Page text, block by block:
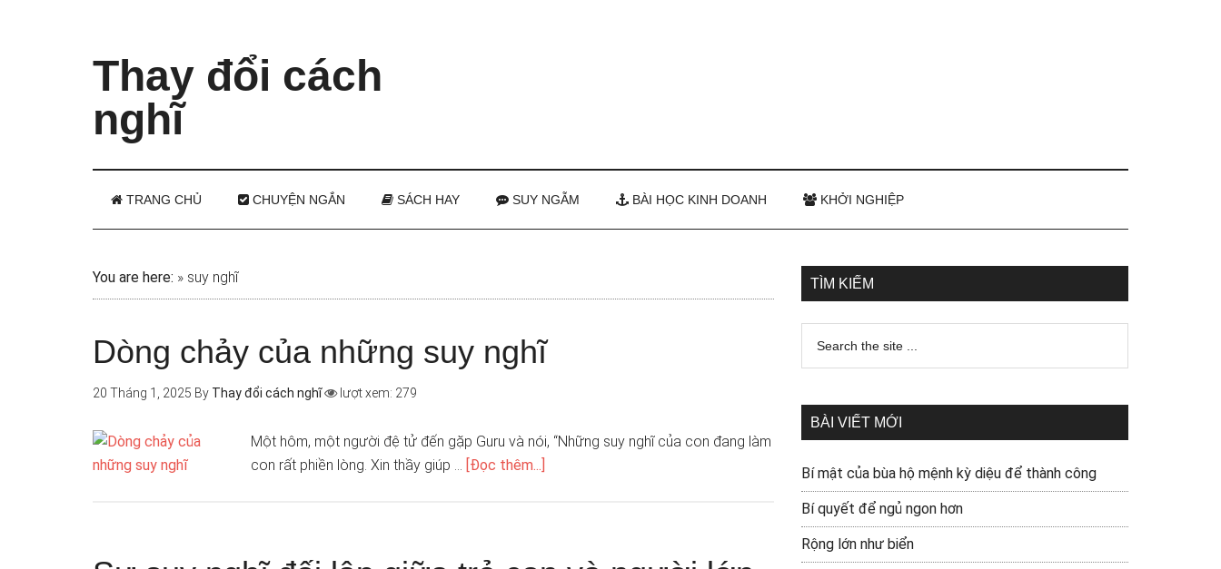
Thay đổi cách
nghĩ
TRANG CHỦ CHUYỆN NGẮN SÁCH HAY SUY NGẪM BÀI HỌC KINH DOANH KHỞI NGHIỆP
You are here: » suy nghĩ
Dòng chảy của những suy nghĩ
20 Tháng 1, 2025 By Thay đổi cách nghĩ lượt xem: 279
Một hôm, một người đệ tử đến gặp Guru và nói, “Những suy nghĩ của con đang làm
con rất phiền lòng. Xin thầy giúp … [Đọc thêm...]
TÌM KIẾM
BÀI VIẾT MỚI
Bí mật của bùa hộ mệnh kỳ diệu để thành công
Bí quyết để ngủ ngon hơn
Rộng lớn như biển